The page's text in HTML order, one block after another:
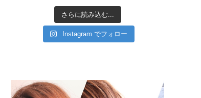
さらに読み込む...
Instagram でフォロー